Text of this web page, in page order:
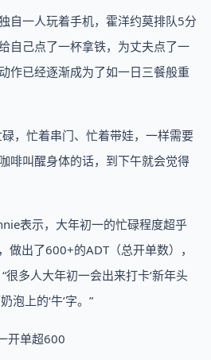
自一人玩着手机，霍洋约莫排队5分
自己点了一杯拿铁，为丈夫点了一
作已经逐渐成为了如一日三餐般重
，忙着串门、忙着带娃，一样需要
啡叫醒身体的话，到下午就会觉得
表示，大年初一的忙碌程度超乎
做出了600+的ADT（总开单数），
很多人大年初一会出来打卡‘新年头
泡上的‘牛’字。”
开单超600